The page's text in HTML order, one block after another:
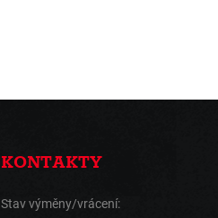
KONTAKTY
Stav výměny/vrácení: